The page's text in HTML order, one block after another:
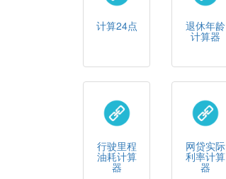
计算24点 退休年龄
计算器
行驶里程
油耗计算
器
网贷实际
利率计算
器